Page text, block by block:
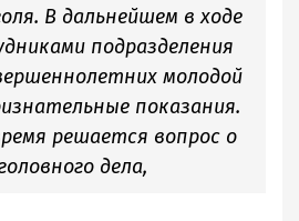
В дальнейшем в ходе
подразделения
молодой
показания.
решается вопрос о
дела,